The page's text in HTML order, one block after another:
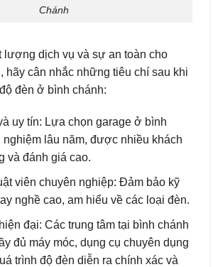
Chánh
lượng dịch vụ và sự an toàn cho
hãy cân nhắc những tiêu chí sau khi
đèn ở bình chánh:
uy tín: Lựa chọn garage ở bình
nghiệm lâu năm, được nhiều khách
và đánh giá cao.
viên chuyên nghiệp: Đảm bảo kỹ
nghề cao, am hiểu về các loại đèn.
đại: Các trung tâm tại bình chánh
đủ máy móc, dụng cụ chuyên dụng
trình độ đèn diễn ra chính xác và